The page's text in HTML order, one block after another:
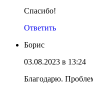
Спасибо!
Ответить
Борис
03.08.2023 в 13:24
Благодарю.